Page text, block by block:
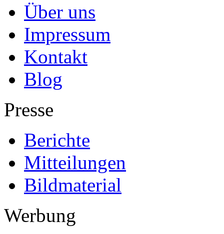
Über uns
Impressum
Kontakt
Blog
Presse
Berichte
Mitteilungen
Bildmaterial
Werbung